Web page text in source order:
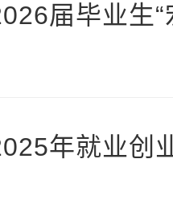
届毕业生
年就业创